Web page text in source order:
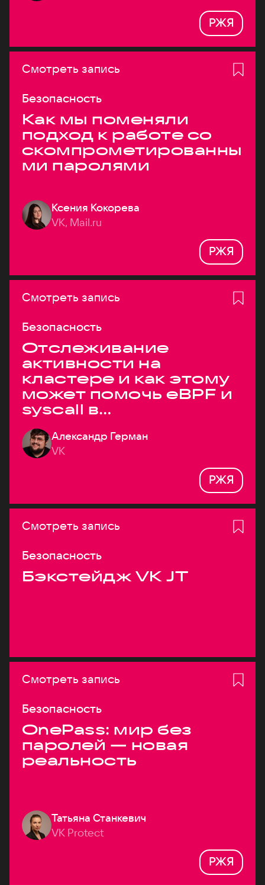
РЖЯ
Смотреть запись
Безопасность
Как мы поменяли
подход к работе со
скомпрометированны
ми паролями
Ксения Кокорева
VK, Mail.ru
РЖЯ
Смотреть запись
Безопасность
Отслеживание
активности на
кластере и как этому
может помочь eBPF и
syscall в
высоконагруженных
системах
Александр Герман
VK
РЖЯ
Смотреть запись
Безопасность
Бэкстейдж VK JT
Смотреть запись
Безопасность
OnePass: мир без
паролей — новая
реальность
Татьяна Станкевич
VK Protect
РЖЯ